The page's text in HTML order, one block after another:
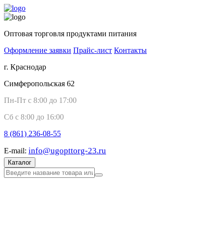
Оптовая торговля продуктами питания
Оформление заявки Прайс-лист Контакты
г. Краснодар
Симферопольская 62
Пн-Пт с 8:00 до 17:00
Сб с 8:00 до 16:00
8 (861) 236-08-55
E-mail: info@ugopttorg-23.ru
Каталог